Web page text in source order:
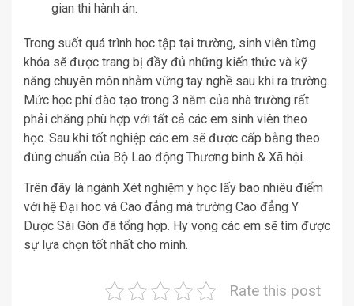
gian thi hành án.
Trong suốt quá trình học tập tại trường, sinh viên từng
khóa sẽ được trang bị đầy đủ những kiến thức và kỹ
năng chuyên môn nhằm vững tay nghề sau khi ra trường.
Mức học phí đào tạo trong 3 năm của nhà trường rất
phải chăng phù hợp với tất cả các em sinh viên theo
học. Sau khi tốt nghiệp các em sẽ được cấp bằng theo
đúng chuẩn của Bộ Lao động Thương binh & Xã hội.
Trên đây là ngành Xét nghiệm y học lấy bao nhiêu điểm
với hệ Đại hoc và Cao đẳng mà trường Cao đẳng Y
Dược Sài Gòn đã tổng hợp. Hy vọng các em sẽ tìm được
sự lựa chọn tốt nhất cho mình.
Rate this post